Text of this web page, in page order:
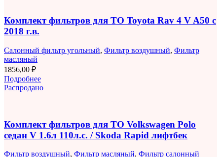
Комплект фильтров для ТО Toyota Rav 4 V A50 с
2018 г.в.
Салонный фильтр угольный, Фильтр воздушный, Фильтр
масляный
1856,00 ₽
Подробнее
Распродано
Комплект фильтров для ТО Volkswagen Polo
седан V 1.6л 110л.с. / Skoda Rapid лифтбек
Фильтр воздушный, Фильтр масляный, Фильтр салонный